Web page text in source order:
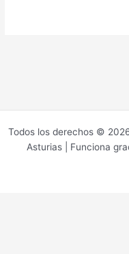
Todos los derechos ©
Asturias | Funciona